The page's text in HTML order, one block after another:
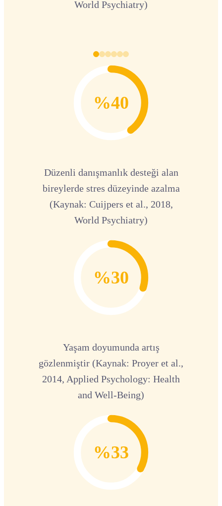
World Psychiatry)
%40
Düzenli danışmanlık desteği alan
bireylerde stres düzeyinde azalma
(Kaynak: Cuijpers et al., 2018,
World Psychiatry)
%30
Yaşam doyumunda artış
gözlenmiştir (Kaynak: Proyer et al.,
2014, Applied Psychology: Health
and Well-Being)
%33